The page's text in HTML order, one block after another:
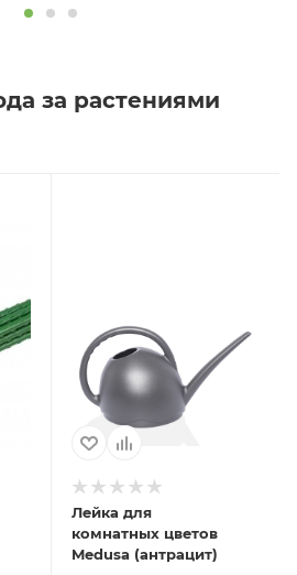
за растениями
Лейка для
комнатных цветов
Medusa (антрацит)